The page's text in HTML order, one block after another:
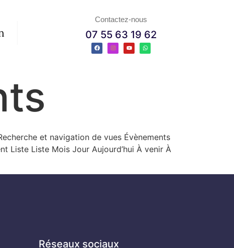
Contactez-nous
07 55 63 19 62
et navigation de vues Évènements
Liste Liste Mois Jour Aujourd’hui À venir À
Réseaux sociaux